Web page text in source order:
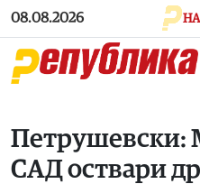
Skip to main content
08.08.2026
Петрушевски:
САД оствари